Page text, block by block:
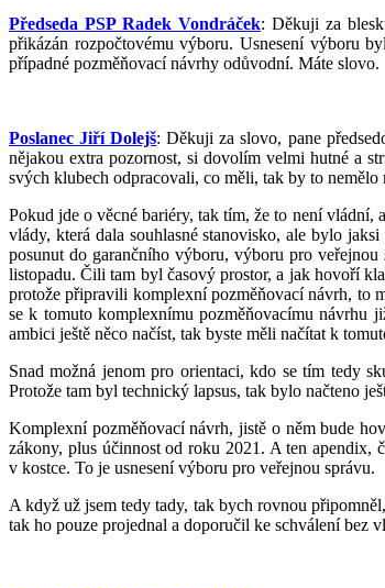
Předseda PSP Radek Vondráček: Děkuji za
přikázán rozpočtovému výboru. Usnesení výboru
případné pozměňovací návrhy odůvodní. Máte slovo.
Poslanec Jiří Dolejš: Děkuji za slovo, pane
nějakou extra pozornost, si dovolím velmi hutné a
svých klubech odpracovali, co měli, tak by to nemělo
Pokud jde o věcné bariéry, tak tím, že to není vládní,
vlády, která dala souhlasné stanovisko, ale bylo
posunut do garančního výboru, výboru pro
listopadu. Čili tam byl časový prostor, a jak hovoří
protože připravili komplexní pozměňovací návrh, to
se k tomuto komplexnímu pozměňovacímu návrhu
ambici ještě něco načíst, tak byste měli načítat k
Snad možná jenom pro orientaci, kdo se tím tedy
Protože tam byl technický lapsus, tak bylo načteno
Komplexní pozměňovací návrh, jistě o něm bude
zákony, plus účinnost od roku 2021. A ten
v kostce. To je usnesení výboru pro veřejnou správu.
A když už jsem tedy tady, tak bych rovnou
tak ho pouze projednal a doporučil ke schválení bez